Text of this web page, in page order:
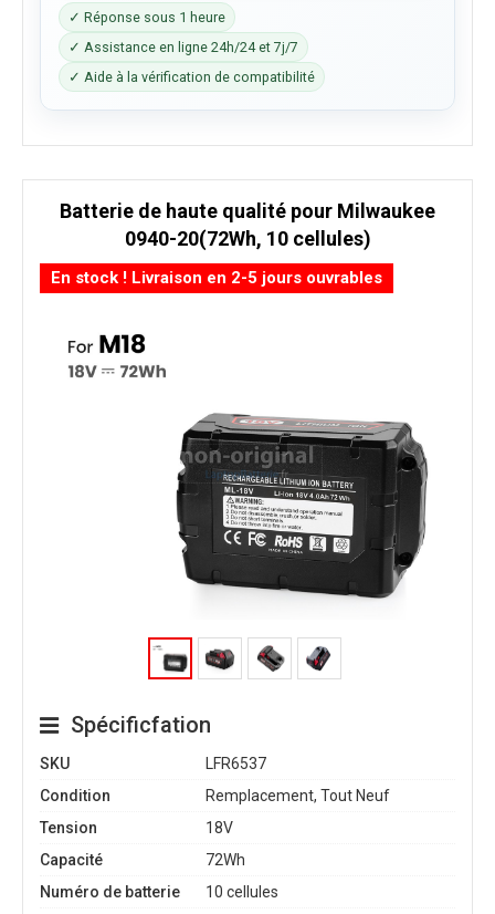
✓ Réponse sous 1 heure
✓ Assistance en ligne 24h/24 et 7j/7
✓ Aide à la vérification de compatibilité
Batterie de haute qualité pour Milwaukee
0940-20(72Wh, 10 cellules)
En stock ! Livraison en 2-5 jours ouvrables
Spécificfation
SKU
LFR6537
Condition
Remplacement, Tout Neuf
Tension
18V
Capacité
72Wh
Numéro de batterie
10 cellules